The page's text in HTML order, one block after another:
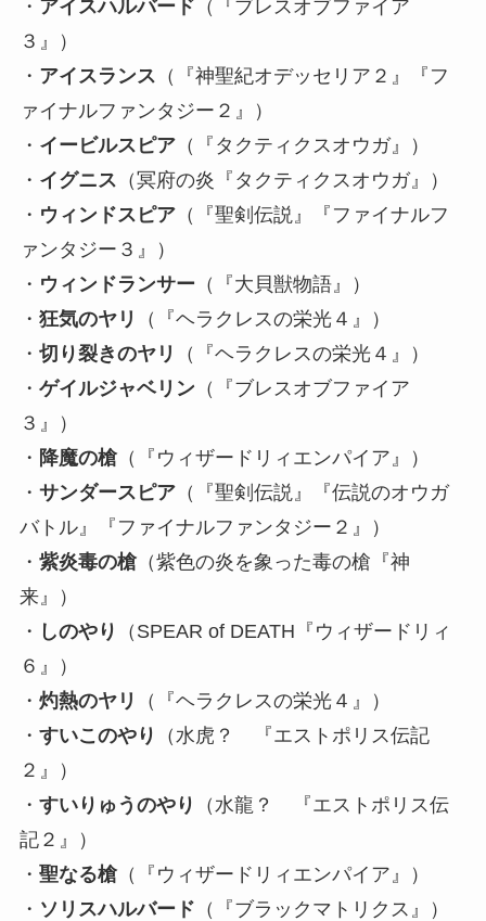
・ アイスハルバード （『ブレスオブファイア
３』）
・ アイスランス （『神聖紀オデッセリア２』『フ
ァイナルファンタジー２』）
・ イービルスピア（『タクティクスオウガ』）
・ イグニス （冥府の炎『タクティクスオウガ』）
・ ウィンドスピア（『聖剣伝説』『ファイナルフ
ァンタジー３』）
・ ウィンドランサー （『大貝獣物語』）
・ 狂気のヤリ
（『ヘラクレスの栄光４』）
・ 切り裂きのヤリ
（『ヘラクレスの栄光４』）
・ ゲイルジャベリン（『ブレスオブファイア
３』）
・ 降魔の槍（『ウィザードリィエンパイア』）
・ サンダースピア（『聖剣伝説』『伝説のオウガ
バトル』『ファイナルファンタジー２』）
・ 紫炎毒の槍（紫色の炎を象った毒の槍『神
来』）
・ しのやり
（SPEAR of DEATH『ウィザードリィ
６』）
・ 灼熱のヤリ
（『ヘラクレスの栄光４』）
・ すいこのやり
（水虎？ 『エストポリス伝記
２』）
・ すいりゅうのやり
（水龍？ 『エストポリス伝
記２』）
・ 聖なる槍（『ウィザードリィエンパイア』）
・ ソリスハルバード （『ブラックマトリクス』）